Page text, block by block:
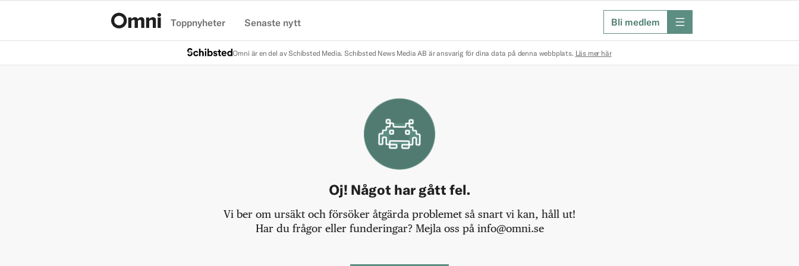
Toppnyheter Senaste nytt Bli medlem meny
Omni är en del av Schibsted Media. Schibsted News Media AB är ansvarig för dina data på denna webbplats. Läs mer här
Oj! Något har gått fel.
Vi ber om ursäkt och försöker åtgärda problemet så snart vi kan, håll ut!
Har du frågor eller funderingar? Mejla oss på info@omni.se